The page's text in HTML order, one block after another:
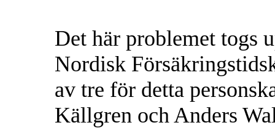
Det här problemet togs
Nordisk
av tre för detta
Källgren och Anders